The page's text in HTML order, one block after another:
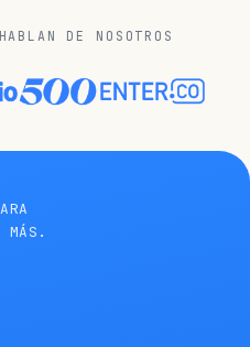
DE NOSOTROS
MÁS.